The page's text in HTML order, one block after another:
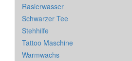
Rasierwasser
Schwarzer Tee
Stehhilfe
Tattoo Maschine
Warmwachs